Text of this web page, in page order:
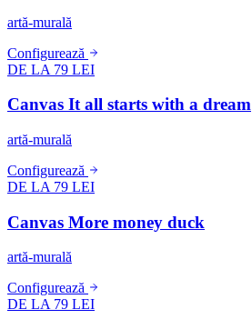
artă-murală
Configurează
DE LA 79 LEI
Canvas It all starts with a dream
artă-murală
Configurează
DE LA 79 LEI
Canvas More money duck
artă-murală
Configurează
DE LA 79 LEI